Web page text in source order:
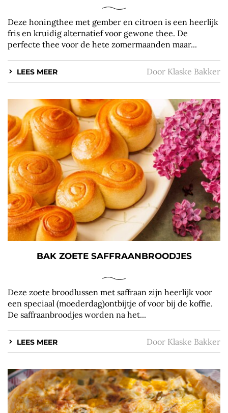
Deze honingthee met gember en citroen is een heerlijk
fris en kruidig alternatief voor gewone thee. De
perfecte thee voor de hete zomermaanden maar...
LEES MEER Door Klaske Bakker
BAK ZOETE SAFFRAANBROODJES
Deze zoete broodlussen met saffraan zijn heerlijk voor
een speciaal (moederdag)ontbijtje of voor bij de koffie.
De saffraanbroodjes worden na het...
LEES MEER Door Klaske Bakker